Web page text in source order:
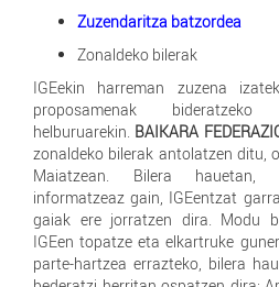
Zuzendaritza batzordea
Zonaldeko bilerak
IGEekin harreman zuzena
proposamenak
helburuarekin. BAIKARA
zonaldeko bilerak antolatzen ditu,
Maiatzean. Bilera hauetan,
informatzeaz gain, IGEentzat
gaiak ere jorratzen dira. Modu
IGEen topatze eta elkartruke
parte-hartzea errazteko, bilera